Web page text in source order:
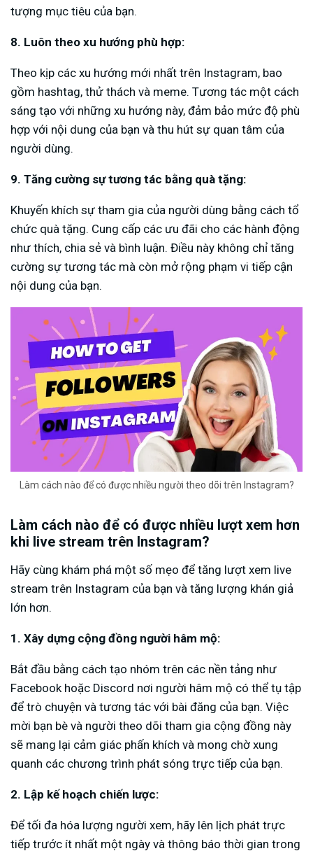
tượng mục tiêu của bạn.
8. Luôn theo xu hướng phù hợp:
Theo kịp các xu hướng mới nhất trên Instagram, bao
gồm hashtag, thử thách và meme. Tương tác một cách
sáng tạo với những xu hướng này, đảm bảo mức độ phù
hợp với nội dung của bạn và thu hút sự quan tâm của
người dùng.
9. Tăng cường sự tương tác bằng quà tặng:
Khuyến khích sự tham gia của người dùng bằng cách tổ
chức quà tặng. Cung cấp các ưu đãi cho các hành động
như thích, chia sẻ và bình luận. Điều này không chỉ tăng
cường sự tương tác mà còn mở rộng phạm vi tiếp cận
nội dung của bạn.
Làm cách nào để có được nhiều người theo dõi trên Instagram?
Làm cách nào để có được nhiều lượt xem hơn
khi live stream trên Instagram?
Hãy cùng khám phá một số mẹo để tăng lượt xem live
stream trên Instagram của bạn và tăng lượng khán giả
lớn hơn.
1. Xây dựng cộng đồng người hâm mộ:
Bắt đầu bằng cách tạo nhóm trên các nền tảng như
Facebook hoặc Discord nơi người hâm mộ có thể tụ tập
để trò chuyện và tương tác với bài đăng của bạn. Việc
mời bạn bè và người theo dõi tham gia cộng đồng này
sẽ mang lại cảm giác phấn khích và mong chờ xung
quanh các chương trình phát sóng trực tiếp của bạn.
2. Lập kế hoạch chiến lược:
Để tối đa hóa lượng người xem, hãy lên lịch phát trực
tiếp trước ít nhất một ngày và thông báo thời gian trong